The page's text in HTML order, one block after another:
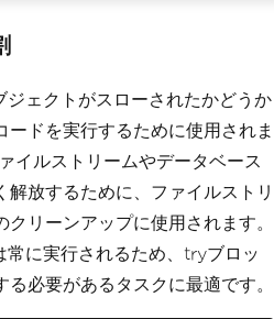
ェクトがスローされたかどうか
ードを実行するために使用されま
イルストリームやデータベース
放するために、ファイルストリ
リーンアップに使用されます。
に実行されるため、tryブロッ
必要があるタスクに最適です。